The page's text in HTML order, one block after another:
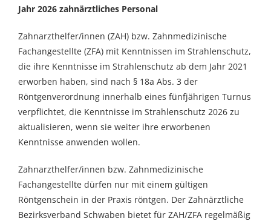
Jahr 2026 zahnärztliches Personal
Zahnarzthelfer/innen (ZAH) bzw. Zahnmedizinische
Fachangestellte (ZFA) mit Kenntnissen im Strahlenschutz,
die ihre Kenntnisse im Strahlenschutz ab dem Jahr 2021
erworben haben, sind nach § 18a Abs. 3 der
Röntgenverordnung innerhalb eines fünfjährigen Turnus
verpflichtet, die Kenntnisse im Strahlenschutz 2026 zu
aktualisieren, wenn sie weiter ihre erworbenen
Kenntnisse anwenden wollen.
Zahnarzthelfer/innen bzw. Zahnmedizinische
Fachangestellte dürfen nur mit einem gültigen
Röntgenschein in der Praxis röntgen. Der Zahnärztliche
Bezirksverband Schwaben bietet für ZAH/ZFA regelmäßig